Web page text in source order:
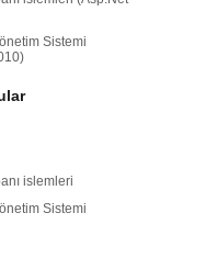
Sistemi
islemleri
Sistemi